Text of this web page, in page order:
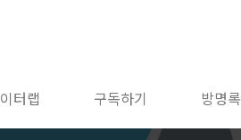
터랩 구독하기 방명록